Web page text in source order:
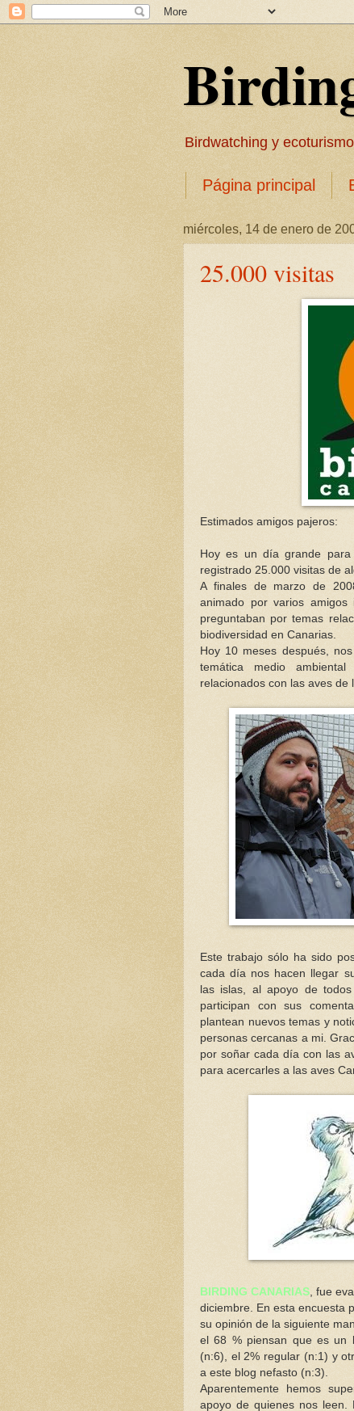
Birdwatching y
Página principal
miércoles, 14 de enero de
25.000 visitas
Estimados amigos pajeros:
Hoy es un día grande para
registrado 25.000 visitas de
A finales de marzo de
animado por varios
preguntaban por temas
biodiversidad en Canarias.
Hoy 10 meses después,
temática medio
relacionados con las aves de
Este trabajo sólo ha sido
cada día nos hacen llegar
las islas, al apoyo de
participan con sus
plantean nuevos temas y
personas cercanas a mi.
por soñar cada día con las
para acercarles a las aves
BIRDING CANARIAS , fue
diciembre. En esta encuesta
su opinión de la siguiente
el 68 % piensan que es un
(n:6), el 2% regular (n:1) y
a este blog nefasto (n:3).
Aparentemente hemos
apoyo de quienes nos